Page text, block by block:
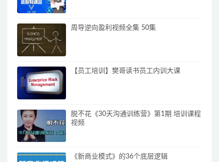
周导逆向盈利视频全集 50集
【员工培训】樊哥读书员工内训大课
脱不花《30天沟通训练营》第1期 培训课程
视频
《新商业模式》的36个底层逻辑